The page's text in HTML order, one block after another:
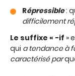
Répressible:
difficilement
Le suffixe « -if »
qui a tendance à
caractérisé par